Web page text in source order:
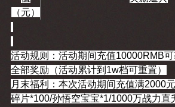
（元）
活动规则：活动期间充值10000RMB
全部奖励（活动累计到1w档可重置）
月末福利：本次活动期间充值满2000
碎片*100/孙悟空宝宝*1/1000万战力直